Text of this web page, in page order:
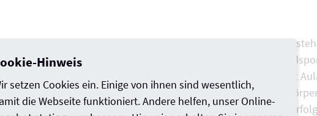
Neben der neu gegründeten dreizügigen Grundschule
Kindertagesstätte als Familienzentrum sowie eine
auch dem Quartier als Treffpunkt. Ein zentrales Forum mit
alle Nutzungen. Vier windmühlenartig angeordnete
sich in die Umgebung ein. Eine wirtschaftliche Bauweise
Hinweis
setzen Cookies ein. Einige von ihnen sind wesentlich,
die Webseite funktioniert. Andere helfen, unser Online-